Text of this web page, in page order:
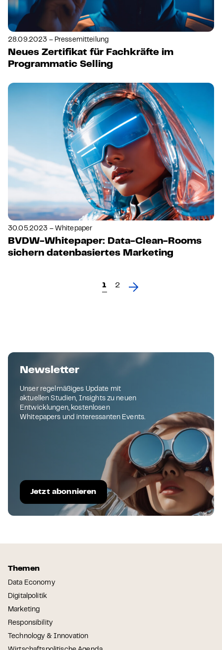
28.09.2023 – Pressemitteilung
Neues Zertifikat für Fachkräfte im
Programmatic Selling
30.05.2023 – Whitepaper
BVDW-Whitepaper: Data-Clean-Rooms
sichern datenbasiertes Marketing
1 2
Newsletter
Unser regelmäßiges Update mit
aktuellen Studien, Insights zu neuen
Entwicklungen, kostenlosen
Whitepapers und interessanten Events.
Jetzt abonnieren
Themen
Data Economy
Digitalpolitik
Marketing
Responsibility
Technology & Innovation